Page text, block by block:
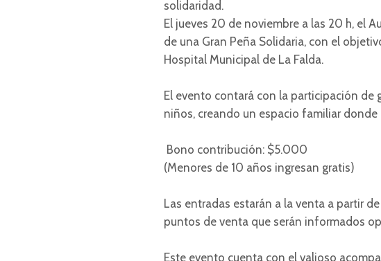
solidaridad.
El jueves 20 de noviembre a las 20 h, el
de una Gran Peña Solidaria, con el
Hospital Municipal de La Falda.
El evento contará con la participación de
niños, creando un espacio familiar
Bono contribución: $5.000
(Menores de 10 años ingresan gratis)
Las entradas estarán a la venta a partir
puntos de venta que serán informados
Este evento cuenta con el valioso